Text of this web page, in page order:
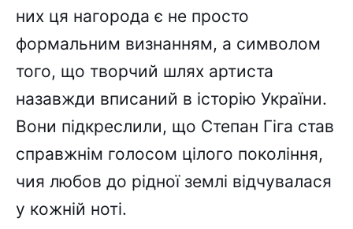
них ця нагорода є не просто
формальним визнанням, а символом
того, що творчий шлях артиста
назавжди вписаний в історію України.
Вони підкреслили, що Степан Гіга став
справжнім голосом цілого покоління,
чия любов до рідної землі відчувалася
у кожній ноті.